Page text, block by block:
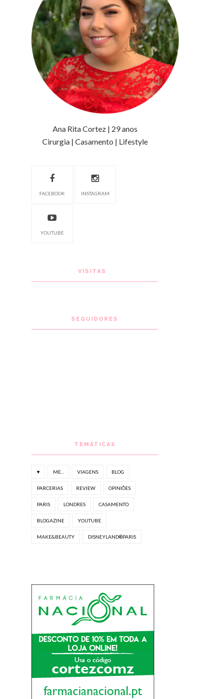
Ana Rita Cortez | 29 anos
Cirurgia | Casamento | Lifestyle
FACEBOOK INSTAGRAM
YOUTUBE
VISITAS
SEGUIDORES
TEMÁTICAS
♥ ME... VIAGENS BLOG
PARCERIAS REVIEW OPINIÕES
PARIS LONDRES CASAMENTO
BLOGAZINE YOUTUBE
MAKE&BEAUTY DISNEYLAND®PARIS